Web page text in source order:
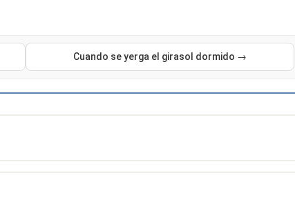
Cuando se yerga el girasol dormido →